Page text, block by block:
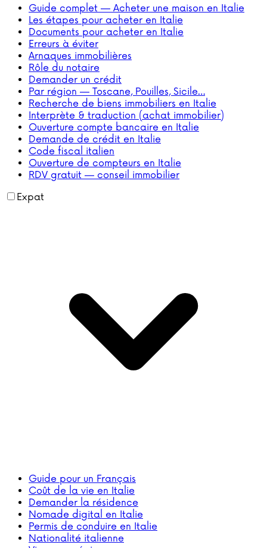
Guide complet — Acheter une maison en Italie
Les étapes pour acheter en Italie
Documents pour acheter en Italie
Erreurs à éviter
Arnaques immobilières
Rôle du notaire
Demander un crédit
Par région — Toscane, Pouilles, Sicile…
Recherche de biens immobiliers en Italie
Interprète & traduction (achat immobilier)
Ouverture compte bancaire en Italie
Demande de crédit en Italie
Code fiscal italien
Ouverture de compteurs en Italie
RDV gratuit — conseil immobilier
Expat
Guide pour un Français
Coût de la vie en Italie
Demander la résidence
Nomade digital en Italie
Permis de conduire en Italie
Nationalité italienne